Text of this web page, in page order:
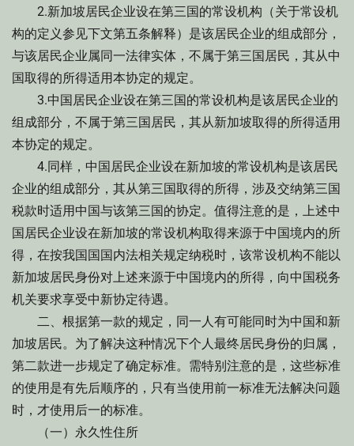
2.新加坡居民企业设在第三国的常设机构（关于常设机
构的定义参见下文第五条解释）是该居民企业的组成部分，
与该居民企业属同一法律实体，不属于第三国居民，其从中
国取得的所得适用本协定的规定。
3.中国居民企业设在第三国的常设机构是该居民企业的
组成部分，不属于第三国居民，其从新加坡取得的所得适用
本协定的规定。
4.同样，中国居民企业设在新加坡的常设机构是该居民
企业的组成部分，其从第三国取得的所得，涉及交纳第三国
税款时适用中国与该第三国的协定。值得注意的是，上述中
国居民企业设在新加坡的常设机构取得来源于中国境内的所
得，在按我国国国内法相关规定纳税时，该常设机构不能以
新加坡居民身份对上述来源于中国境内的所得，向中国税务
机关要求享受中新协定待遇。
二、根据第一款的规定，同一人有可能同时为中国和新
加坡居民。为了解决这种情况下个人最终居民身份的归属，
第二款进一步规定了确定标准。需特别注意的是，这些标准
的使用是有先后顺序的，只有当使用前一标准无法解决问题
时，才使用后一的标准。
（一）永久性住所